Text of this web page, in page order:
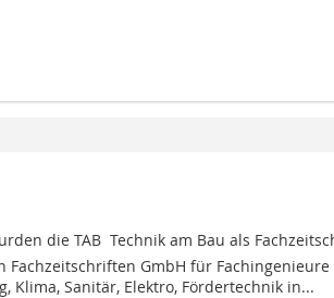
die TAB  Technik am Bau als
Fachzeitschriften GmbH für Fachingenieure
Klima, Sanitär, Elektro, Fördertechnik in...